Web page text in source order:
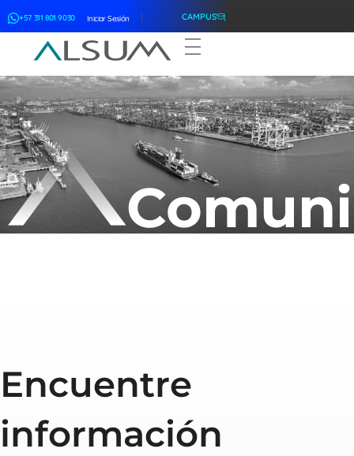
+57 311 801 9030 Iniciar Sesión CAMPUS
ALSUM
Encuentre
información